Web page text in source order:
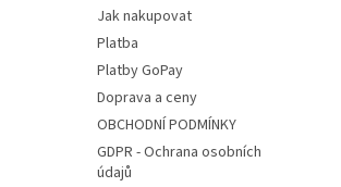
Jak nakupovat
Platba
Platby GoPay
Doprava a ceny
OBCHODNÍ PODMÍNKY
GDPR - Ochrana osobních
údajů